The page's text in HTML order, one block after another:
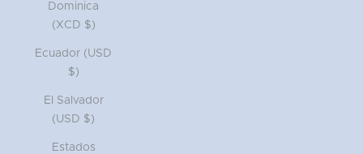
Dominica
(XCD $)
Ecuador (USD
$)
El Salvador
(USD $)
Estados